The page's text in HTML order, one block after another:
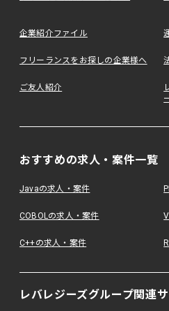
企業紹介ファイル
フリーランスをお探しの企業様へ
ご友人紹介
おすすめの求人・案件一覧
Javaの求人・案件
COBOLの求人・案件
C++の求人・案件
レバレジーズグループ関連